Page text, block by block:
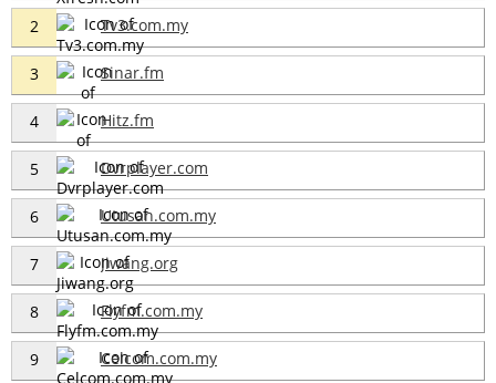
2 Tv3.com.my
3 Sinar.fm
4 Hitz.fm
5 Dvrplayer.com
6 Utusan.com.my
7 Jiwang.org
8 Flyfm.com.my
9 Celcom.com.my